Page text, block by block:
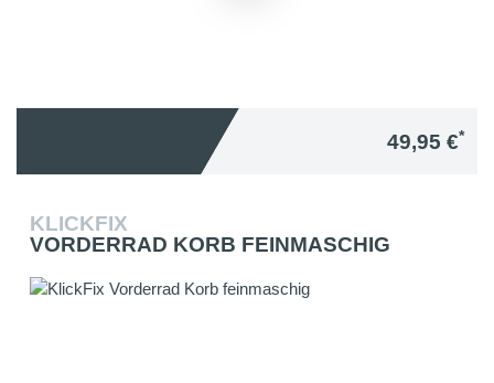
49,95 €*
KLICKFIX
VORDERRAD KORB FEINMASCHIG